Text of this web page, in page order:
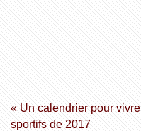
« Un calendrier pour
sportifs de 2017